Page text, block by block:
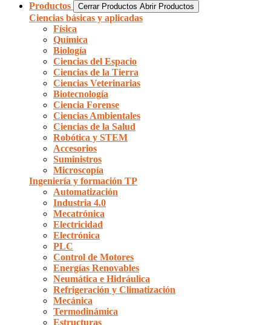
Productos
Cerrar Productos Abrir Productos
Ciencias básicas y aplicadas
Física
Química
Biología
Ciencias del Espacio
Ciencias de la Tierra
Ciencias Veterinarias
Biotecnología
Ciencia Forense
Ciencias Ambientales
Ciencias de la Salud
Robótica y STEM
Accesorios
Suministros
Microscopía
Ingeniería y formación TP
Automatización
Industria 4.0
Mecatrónica
Electricidad
Electrónica
PLC
Control de Motores
Energías Renovables
Neumática e Hidráulica
Refrigeración y Climatización
Mecánica
Termodinámica
Estructuras